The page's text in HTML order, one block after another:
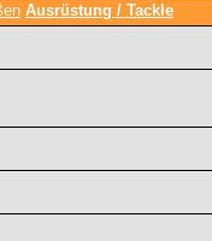
Ausrüstung / Tackle